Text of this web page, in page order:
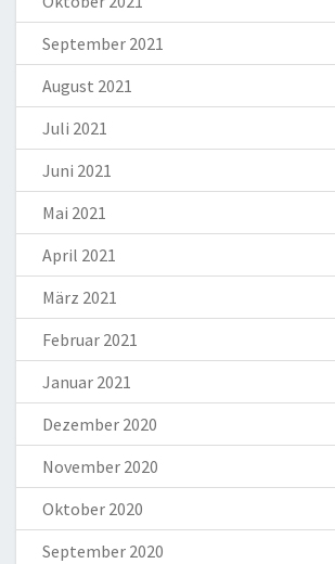
September 2021
August 2021
Juli 2021
Juni 2021
Mai 2021
April 2021
März 2021
Februar 2021
Januar 2021
Dezember 2020
November 2020
Oktober 2020
September 2020